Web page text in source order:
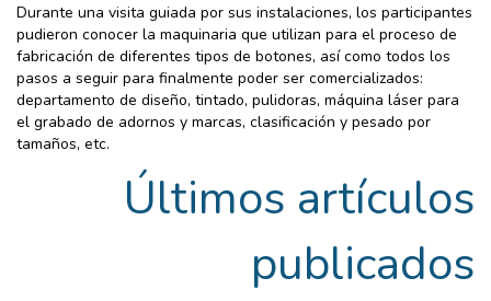
Durante una visita guiada por sus instalaciones, los participantes
pudieron conocer la maquinaria que utilizan para el proceso de
fabricación de diferentes tipos de botones, así como todos los
pasos a seguir para finalmente poder ser comercializados:
departamento de diseño, tintado, pulidoras, máquina láser para
el grabado de adornos y marcas, clasificación y pesado por
tamaños, etc.
Últimos artículos
publicados